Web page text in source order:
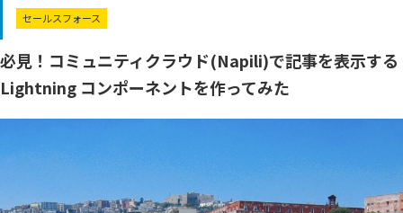
セールスフォース
必見！コミュニティクラウド(Napili)で記事を表示する
Lightning コンポーネントを作ってみた